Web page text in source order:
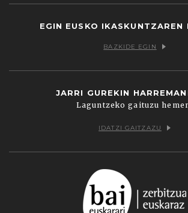
EGIN EUSKO IKASKUNTZAREN
BAZKIDE EGIN
JARRI GUREKIN
Laguntzeko gaituzu
IDATZI GAITZAZU